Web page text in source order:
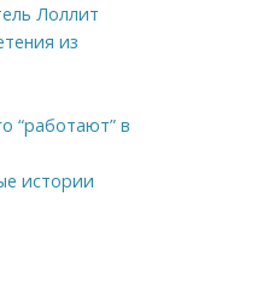
Лоллит
из
“работают” в
истории